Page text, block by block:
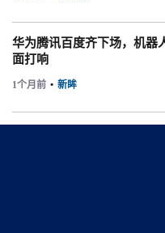
华为腾讯百度齐下场，机器
面打响
1个月前 • 新眸